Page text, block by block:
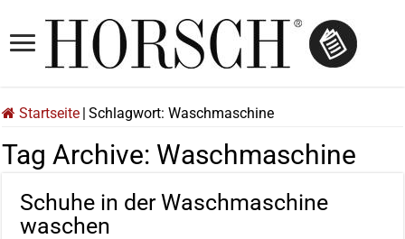
Startseite Schlagwort:Waschmaschine
Tag Archive: Waschmaschine
Schuhe in der Waschmaschine
waschen